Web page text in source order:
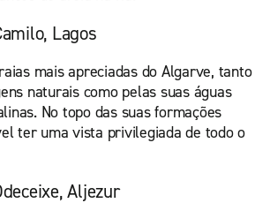
Lagos
mais apreciadas do Algarve, tanto
naturais como pelas suas águas
No topo das suas formações
ter uma vista privilegiada de todo o
Aljezur